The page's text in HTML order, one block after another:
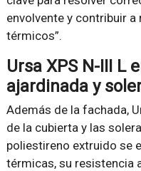
envolvente y contribuir
térmicos”.
Ursa XPS N-III L
ajardinada y
Además de la fachada,
de la cubierta y las
poliestireno extruido se
térmicas, su resistencia